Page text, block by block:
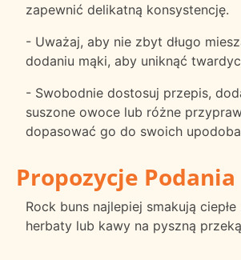
zapewnić delikatną konsystencję.
- Uważaj, aby nie zbyt długo
dodaniu mąki, aby uniknąć
- Swobodnie dostosuj przepis,
suszone owoce lub różne
dopasować go do swoich
Propozycje Podania
Rock buns najlepiej smakują
herbaty lub kawy na pyszną